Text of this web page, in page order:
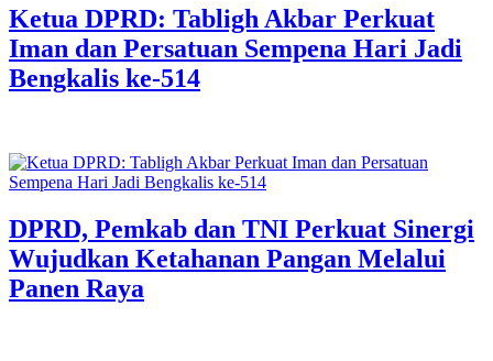
Ketua DPRD: Tabligh Akbar Perkuat
Iman dan Persatuan Sempena Hari Jadi
Bengkalis ke-514
DPRD, Pemkab dan TNI Perkuat Sinergi
Wujudkan Ketahanan Pangan Melalui
Panen Raya